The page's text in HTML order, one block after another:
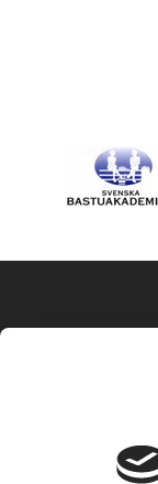
Bastuinredning
Bastuaggregat